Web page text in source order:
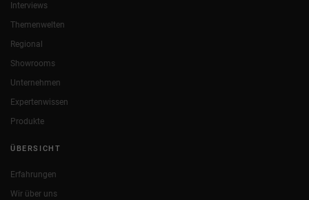
Interviews
Themenwelten
Regional
Showrooms
Unternehmen
Expertenwissen
Produkte
ÜBERSICHT
Erfahrungen
Wir über uns